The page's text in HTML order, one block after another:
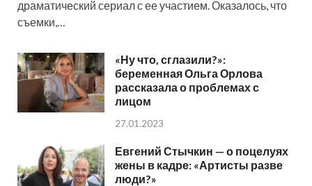
драматический сериал с ее участием. Оказалось, что
съемки,…
«Ну что, сглазили?»:
беременная Ольга Орлова
рассказала о проблемах с
лицом
27.01.2023
Евгений Стычкин — о поцелуях
жены в кадре: «Артисты разве
люди?»